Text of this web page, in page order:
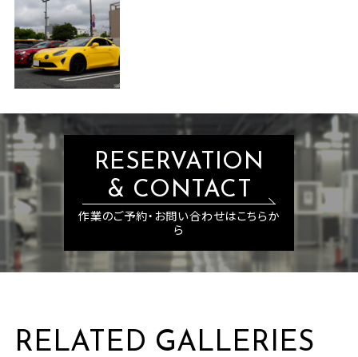
RESERVATION
& CONTACT
作業のご予約・お問い合わせはこちらか
ら
RELATED GALLERIES